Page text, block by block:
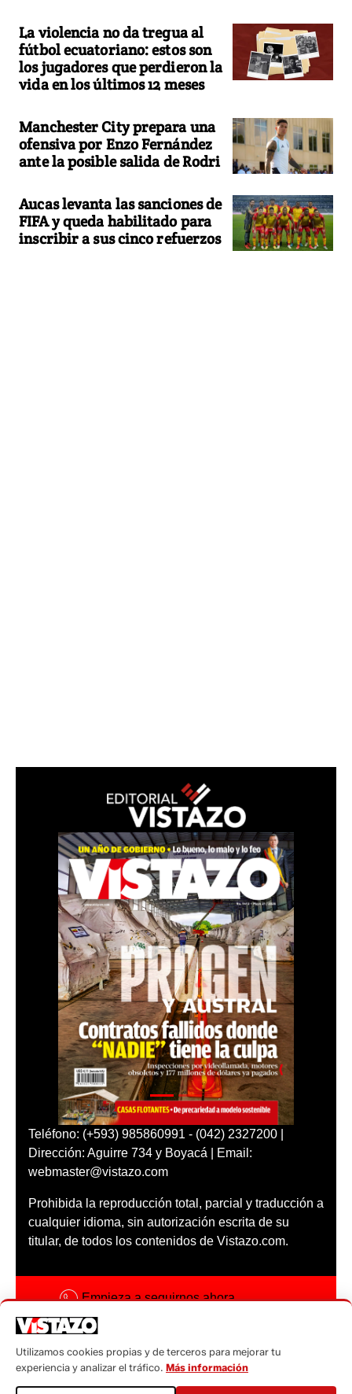
La violencia no da tregua al
fútbol ecuatoriano: estos son
los jugadores que perdieron la
vida en los últimos 12 meses
Manchester City prepara una
ofensiva por Enzo Fernández
ante la posible salida de Rodri
Aucas levanta las sanciones de
FIFA y queda habilitado para
inscribir a sus cinco refuerzos
Teléfono: (+593) 985860991 - (042) 2327200 |
Dirección: Aguirre 734 y Boyacá | Email:
webmaster@vistazo.com
Prohibida la reproducción total, parcial y traducción a
cualquier idioma, sin autorización escrita de su
titular, de todos los contenidos de Vistazo.com.
Empieza a seguirnos ahora
Código ética
Sugerencias a:
Utilizamos cookies propias y de terceros para mejorar tu
experiencia y analizar el tráfico. Más información